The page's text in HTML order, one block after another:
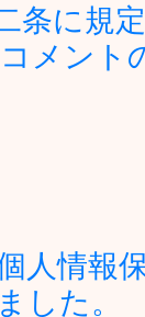
条に規
メント
人情報
した。